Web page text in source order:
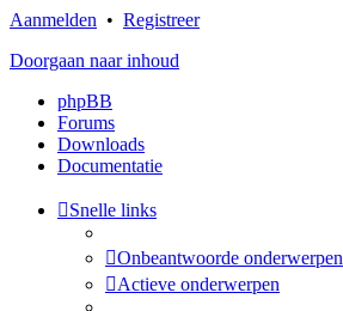
Aanmelden • Registreer
Doorgaan naar inhoud
phpBB
Forums
Downloads
Documentatie
Snelle links
Onbeantwoorde onderwerpen
Actieve onderwerpen